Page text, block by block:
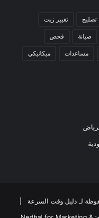
تصليح تغيير زيت
صيانة فحص
مساعدات ميكانيكي
دليل وقت السرعة